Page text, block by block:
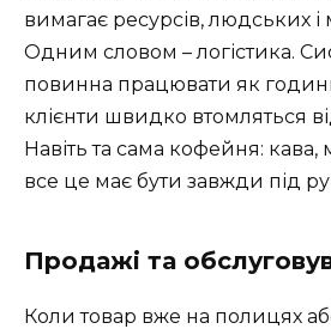
вимагає ресурсів, людських і
Одним словом – логістика.
повинна працювати як
клієнти швидко втомляться
Навіть та сама кофейня:
все це має бути завжди під
Продажі та
Коли товар вже на полицях